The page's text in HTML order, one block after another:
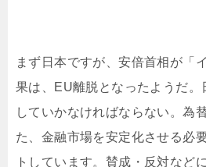
まず日本ですが、安倍首相が「
果は、EU離脱となったようだ
していかなければならない。為
た、金融市場を安定化させる必
トしています。賛成・反対など